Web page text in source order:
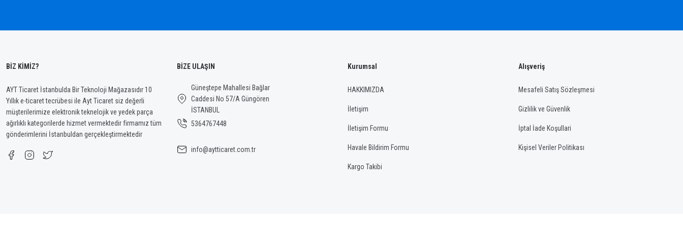
BİZ KİMİZ?
AYT Ticaret İstanbulda Bir Teknoloji Mağazasıdır 10
Yıllık e-ticaret tecrübesi ile Ayt Ticaret siz değerli
müşterilerimize elektronik teknelojik ve yedek parça
ağırlıklı kategorilerde hizmet vermektedir firmamız tüm
gönderimlerini İstanbuldan gerçekleştirmektedir
BİZE ULAŞIN
Güneştepe Mahallesi Bağlar
Caddesi No 57/A Güngören
İSTANBUL
5364767448
info@aytticaret.com.tr
Kurumsal
HAKKIMIZDA
İletişim
İletişim Formu
Havale Bildirim Formu
Kargo Takibi
Alışveriş
Mesafeli Satış Sözleşmesi
Gizlilik ve Güvenlik
İptal İade Koşullari
Kişisel Veriler Politikası